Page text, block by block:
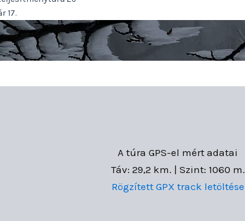
17.
A túra GPS-el mért adatai
Táv: 29,2 km. | Szint: 1060 m.
Rögzített GPX track letöltése